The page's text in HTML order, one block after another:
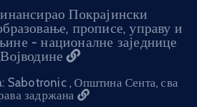
Покрајински
прописе, управу и
- националне заједнице
Војводине
Sabotronic , Општина Сента, сва
задржана